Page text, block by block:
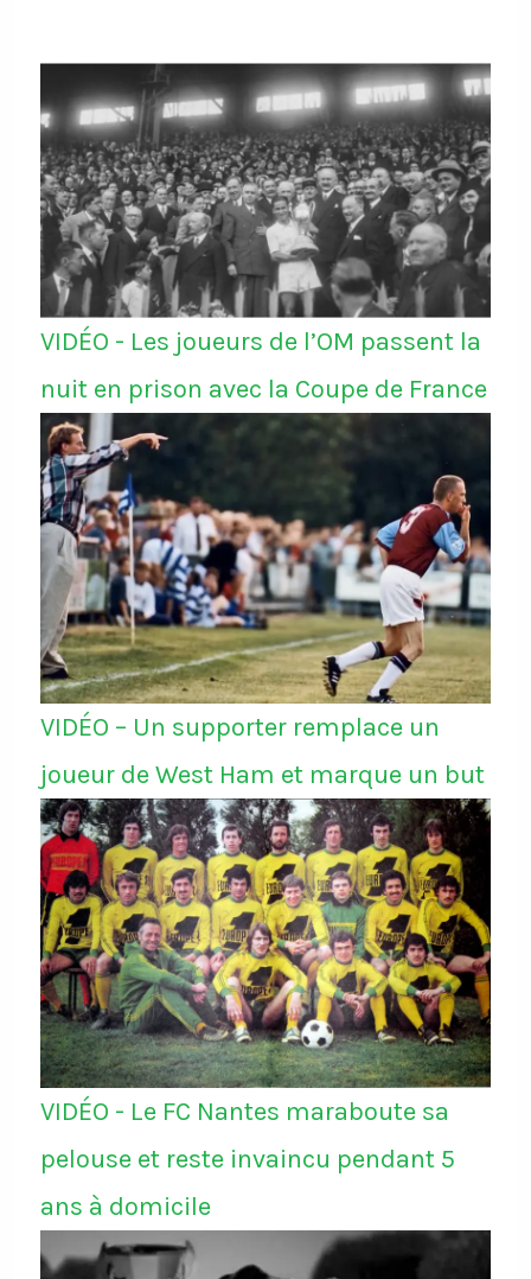
VIDÉO - Les joueurs de l’OM passent la
nuit en prison avec la Coupe de France
VIDÉO – Un supporter remplace un
joueur de West Ham et marque un but
VIDÉO - Le FC Nantes maraboute sa
pelouse et reste invaincu pendant 5
ans à domicile